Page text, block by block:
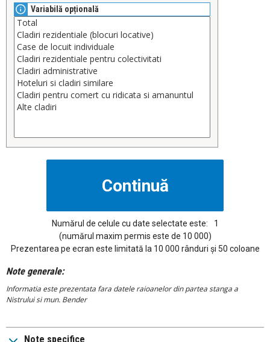
Variabilă opțională
Numărul de celule cu date selectate este:
1
(numărul maxim permis este de 10 000)
Prezentarea pe ecran este limitată la 10 000 rânduri și 50 coloane
Note generale:
Informatia este prezentata fara datele raioanelor din partea stanga a
Nistrului si mun. Bender
Note specifice